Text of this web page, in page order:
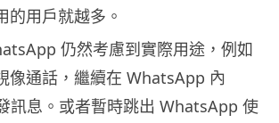
的用戶就越多。
仍然考慮到實際用途，例如
像通話，繼續在 WhatsApp 內
訊息。或者暫時跳出 WhatsApp 使